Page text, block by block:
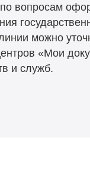
вопросам
можно
«Мои
и служб.